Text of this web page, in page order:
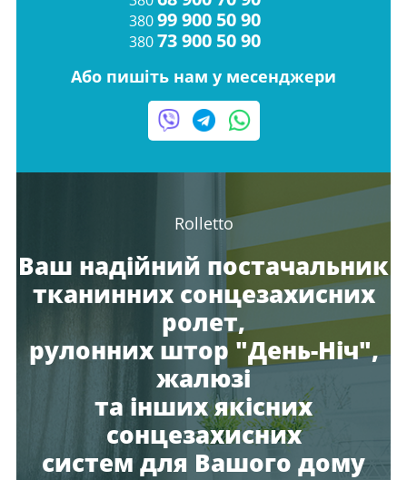
38099 900 50 90
38073 900 50 90
Або пишіть нам у месенджери
Rolletto
Ваш надійний постачальник
тканинних сонцезахисних
ролет,
рулонних штор "День-Ніч",
жалюзі
та інших якісних
сонцезахисних
систем для Вашого дому